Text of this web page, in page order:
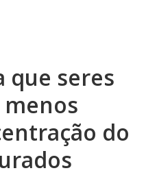
que seres
do